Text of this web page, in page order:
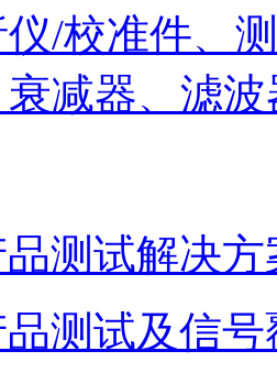
仪/校准件、
减器、滤
测试解决方
测试及信